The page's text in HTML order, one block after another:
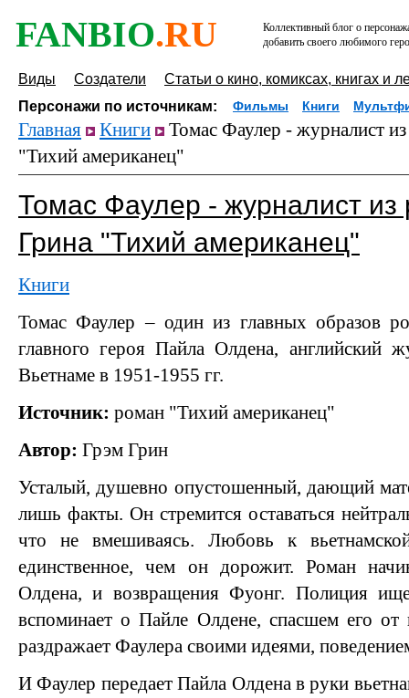
FANBIO.RU
Коллективный блог о
добавить своего любимого
Виды Создатели
Статьи о кино, комиксах, книгах и
Персонажи по источникам:
Фильмы Книги
Главная Книги
Томас Фаулер - журналист
"Тихий американец"
Томас Фаулер - журналист
Грина "Тихий американец"
Книги
Томас Фаулер – один из главных образов
главного героя Пайла Олдена, английский
Вьетнаме в 1951-1955 гг.
Источник: роман "Тихий американец"
Автор: Грэм Грин
Усталый, душевно опустошенный, дающий
лишь факты. Он стремится оставаться
что не вмешиваясь. Любовь к
единственное, чем он дорожит. Роман
Олдена, и возвращения Фуонг. Полиция
вспоминает о Пайле Олдене, спасшем его
раздражает Фаулера своими идеями,
И Фаулер передает Пайла Олдена в руки